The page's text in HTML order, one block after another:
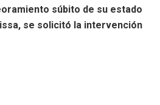
súbito de su estado
se solicitó la intervención